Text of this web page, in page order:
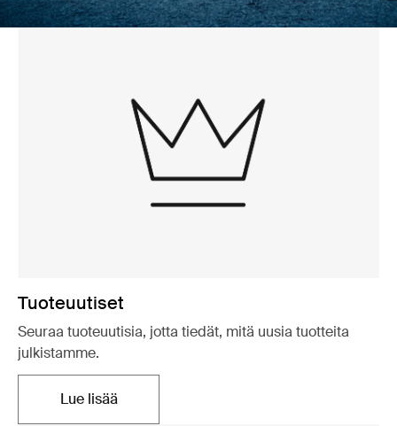
Tuoteuutiset
Seuraa tuoteuutisia, jotta tiedät, mitä uusia tuotteita
julkistamme.
Lue lisää